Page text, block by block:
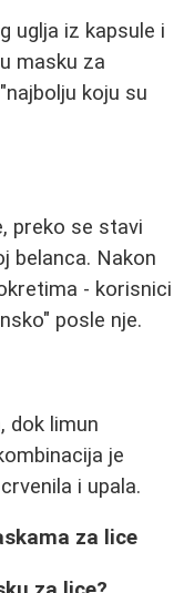
uglja iz kapsule i
masku za
koju su
preko se stavi
belanca. Nakon
- korisnici
posle nje.
dok limun
je
i upala.
za lice